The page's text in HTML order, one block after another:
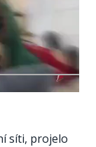
síti, projelo